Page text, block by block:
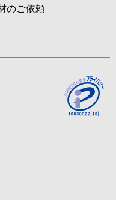
のご依頼